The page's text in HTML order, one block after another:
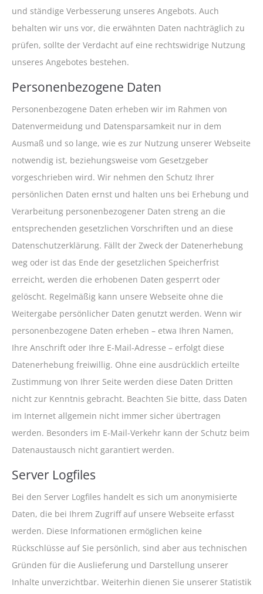
und ständige Verbesserung unseres Angebots. Auch
behalten wir uns vor, die erwähnten Daten nachträglich zu
prüfen, sollte der Verdacht auf eine rechtswidrige Nutzung
unseres Angebotes bestehen.
Personenbezogene Daten
Personenbezogene Daten erheben wir im Rahmen von
Datenvermeidung und Datensparsamkeit nur in dem
Ausmaß und so lange, wie es zur Nutzung unserer Webseite
notwendig ist, beziehungsweise vom Gesetzgeber
vorgeschrieben wird. Wir nehmen den Schutz Ihrer
persönlichen Daten ernst und halten uns bei Erhebung und
Verarbeitung personenbezogener Daten streng an die
entsprechenden gesetzlichen Vorschriften und an diese
Datenschutzerklärung. Fällt der Zweck der Datenerhebung
weg oder ist das Ende der gesetzlichen Speicherfrist
erreicht, werden die erhobenen Daten gesperrt oder
gelöscht. Regelmäßig kann unsere Webseite ohne die
Weitergabe persönlicher Daten genutzt werden. Wenn wir
personenbezogene Daten erheben – etwa Ihren Namen,
Ihre Anschrift oder Ihre E-Mail-Adresse – erfolgt diese
Datenerhebung freiwillig. Ohne eine ausdrücklich erteilte
Zustimmung von Ihrer Seite werden diese Daten Dritten
nicht zur Kenntnis gebracht. Beachten Sie bitte, dass Daten
im Internet allgemein nicht immer sicher übertragen
werden. Besonders im E-Mail-Verkehr kann der Schutz beim
Datenaustausch nicht garantiert werden.
Server Logfiles
Bei den Server Logfiles handelt es sich um anonymisierte
Daten, die bei Ihrem Zugriff auf unsere Webseite erfasst
werden. Diese Informationen ermöglichen keine
Rückschlüsse auf Sie persönlich, sind aber aus technischen
Gründen für die Auslieferung und Darstellung unserer
Inhalte unverzichtbar. Weiterhin dienen Sie unserer Statistik